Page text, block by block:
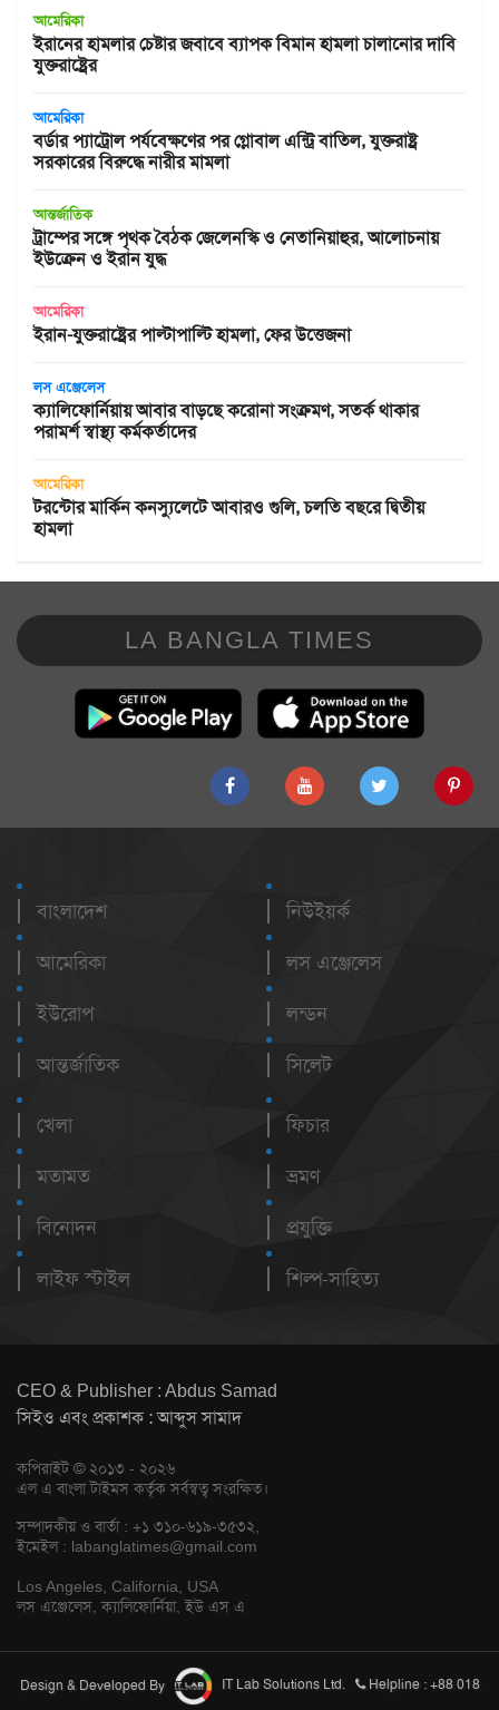
আমেরিকা
ইরানের হামলার চেষ্টার জবাবে ব্যাপক বিমান হামলা চালানোর দাবি
যুক্তরাষ্ট্রের
আমেরিকা
বর্ডার প্যাট্রোল পর্যবেক্ষণের পর গ্লোবাল এন্ট্রি বাতিল, যুক্তরাষ্ট্র
সরকারের বিরুদ্ধে নারীর মামলা
আন্তর্জাতিক
ট্রাম্পের সঙ্গে পৃথক বৈঠক জেলেনস্কি ও নেতানিয়াহুর, আলোচনায়
ইউক্রেন ও ইরান যুদ্ধ
আমেরিকা
ইরান-যুক্তরাষ্ট্রের পাল্টাপাল্টি হামলা, ফের উত্তেজনা
লস এঞ্জেলেস
ক্যালিফোর্নিয়ায় আবার বাড়ছে করোনা সংক্রমণ, সতর্ক থাকার
পরামর্শ স্বাস্থ্য কর্মকর্তাদের
আমেরিকা
টরন্টোর মার্কিন কনস্যুলেটে আবারও গুলি, চলতি বছরে দ্বিতীয়
হামলা
LA BANGLA TIMES
বাংলাদেশ
আমেরিকা
ইউরোপ
আন্তর্জাতিক
নিউইয়র্ক
লস এঞ্জেলেস
লন্ডন
সিলেট
খেলা
মতামত
বিনোদন
লাইফ স্টাইল
ফিচার
ভ্রমণ
প্রযুক্তি
শিল্প-সাহিত্য
CEO & Publisher : Abdus Samad
সিইও এবং প্রকাশক : আব্দুস সামাদ
কপিরাইট © ২০১৩ - ২০২৬
এল এ বাংলা টাইমস কর্তৃক সর্বস্বত্ব সংরক্ষিত।
সম্পাদকীয় ও বার্তা : +১ ৩১০-৬১৯-৩৫৩২,
ইমেইল : labanglatimes@gmail.com
Los Angeles, California, USA
লস এঞ্জেলেস, ক্যালিফোর্নিয়া, ইউ এস এ
Design & Developed By IT Lab Solutions Ltd. Helpline : +88 018